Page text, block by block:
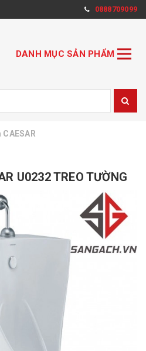
0888709099
DANH MỤC SẢN PHẨM
U0232 TREO TƯỜNG